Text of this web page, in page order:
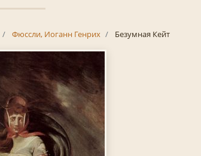
Фюссли, Иоганн Генрих Безумная Кейт